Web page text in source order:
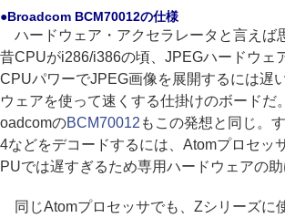
●Broadcom BCM70012の仕様
ハードウェア・アクセラレータと言えば
昔CPUがi286/i386の頃、JPEGハードウェ
CPUパワーでJPEG画像を展開するには遅
ウェアを使って速くする仕掛けのボードだ
oadcomのBCM70012 もこの発想と同じ。
4などをデコードするには、Atomプロセッ
PUでは遅すぎるため専用ハードウェアの助
同じAtomプロセッサでも、Zシリーズに